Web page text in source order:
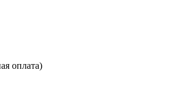
оплата)